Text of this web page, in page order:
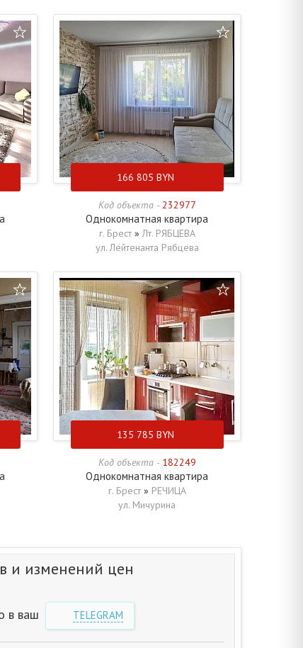
166 805 BYN
Код объекта - 232977
Однокомнатная квартира
г. Брест » Лт. РЯБЦЕВА
ул. Лейтенанта Рябцева
135 785 BYN
Код объекта - 182249
Однокомнатная квартира
г. Брест » РЕЧИЦА
ул. Мичурина
и изменений цен
в ваш
TELEGRAM